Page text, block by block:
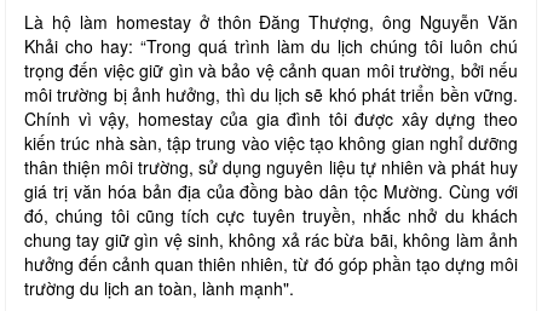
Là hộ làm homestay ở thôn Đăng Thượng, ông Nguyễn Văn
Khải cho hay: “Trong quá trình làm du lịch chúng tôi luôn chú
trọng đến việc giữ gìn và bảo vệ cảnh quan môi trường, bởi nếu
môi trường bị ảnh hưởng, thì du lịch sẽ khó phát triển bền vững.
Chính vì vậy, homestay của gia đình tôi được xây dựng theo
kiến trúc nhà sàn, tập trung vào việc tạo không gian nghỉ dưỡng
thân thiện môi trường, sử dụng nguyên liệu tự nhiên và phát huy
giá trị văn hóa bản địa của đồng bào dân tộc Mường. Cùng với
đó, chúng tôi cũng tích cực tuyên truyền, nhắc nhở du khách
chung tay giữ gìn vệ sinh, không xả rác bừa bãi, không làm ảnh
hưởng đến cảnh quan thiên nhiên, từ đó góp phần tạo dựng môi
trường du lịch an toàn, lành mạnh".